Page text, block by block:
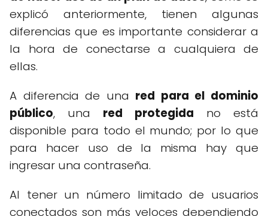
explicó anteriormente, tienen algunas
diferencias que es importante considerar a
la hora de conectarse a cualquiera de
ellas.
A diferencia de una red para el dominio
público, una red protegida no está
disponible para todo el mundo; por lo que
para hacer uso de la misma hay que
ingresar una contraseña.
Al tener un número limitado de usuarios
conectados son más veloces dependiendo